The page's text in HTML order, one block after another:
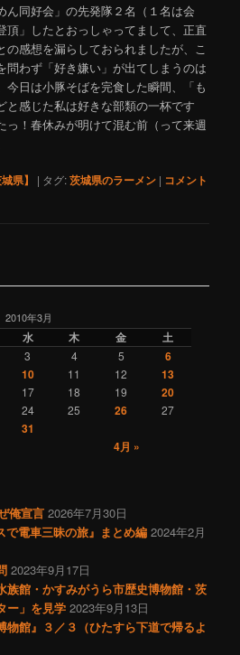
ん同好会」の先発隊２名（１名は会
頂」したとおっしゃってまして、正直
感想を漏らしておられましたが、こ
問わず「好き嫌い」が出てしまうのは
今日は小豚そばを完食した瞬間、「も
感じた私は好きな部類の一杯です
っ！春休みが明けて混む前（って来週
城県】 | タグ:茨城県のラーメン | コメント
2010年3月
水 木 金 土
3 4 5
6
10 11 12
13
17 18 19
20
24 25 26 27
31
4月 »
俺宣言 2026年7月30日
で電車三昧の旅』まとめ編 2024年2月
2023年9月17日
族館・かすみがうら市歴史博物館・茨
ー」を見学 2023年9月13日
物館』３／３（ひたすら下道で帰るよ